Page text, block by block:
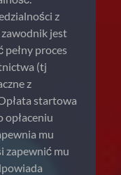
z
jest
pełny proces
(tj
z
startowa
opłaceniu
mu
zapewnić mu